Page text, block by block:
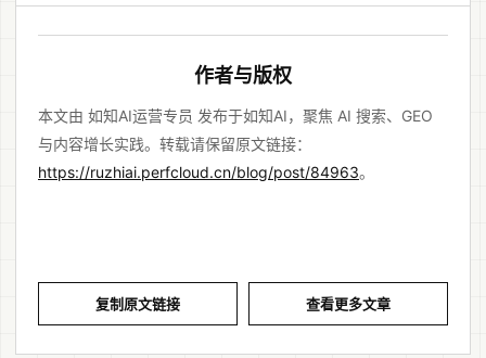
作者与版权
本文由 如知AI运营专员 发布于如知AI，聚焦 AI 搜索、GEO
与内容增长实践。转载请保留原文链接：
https://ruzhiai.perfcloud.cn/blog/post/84963。
复制原文链接 查看更多文章